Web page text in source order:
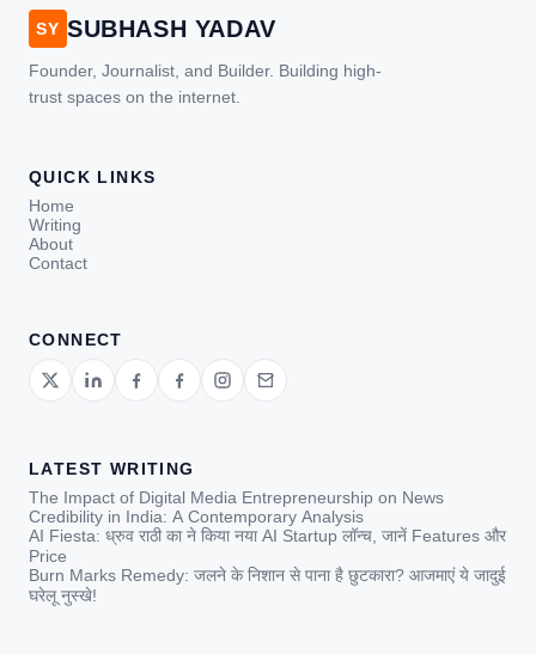
SY SUBHASH YADAV
Founder, Journalist, and Builder. Building high-
trust spaces on the internet.
QUICK LINKS
Home
Writing
About
Contact
CONNECT
LATEST WRITING
The Impact of Digital Media Entrepreneurship on News
Credibility in India: A Contemporary Analysis
AI Fiesta: ध्रुव राठी का ने किया नया AI Startup लॉन्च, जानें Features और
Price
Burn Marks Remedy: जलने के निशान से पाना है छुटकारा? आजमाएं ये जादुई
घरेलू नुस्खे!